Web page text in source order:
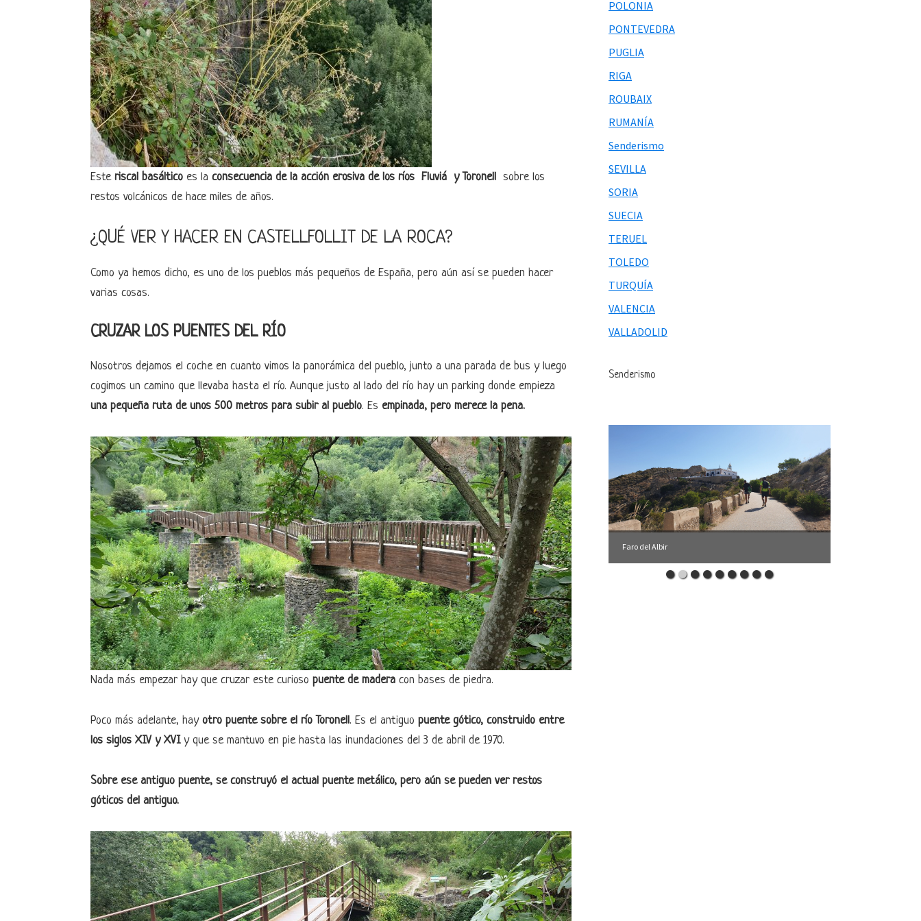
Este riscal basáltico es la consecuencia de la acción erosiva de los ríos Fluviá y Toronell sobre los
restos volcánicos de hace miles de años.
¿QUÉ VER Y HACER EN CASTELLFOLLIT DE LA ROCA?
Como ya hemos dicho, es uno de los pueblos más pequeños de España, pero aún así se pueden hacer
varias cosas.
CRUZAR LOS PUENTES DEL RÍO
Nosotros dejamos el coche en cuanto vimos la panorámica del pueblo, junto a una parada de bus y luego
cogimos un camino que llevaba hasta el río. Aunque justo al lado del río hay un parking donde empieza
una pequeña ruta de unos 500 metros para subir al pueblo. Es empinada, pero merece la pena.
Nada más empezar hay que cruzar este curioso puente de madera con bases de piedra.
Poco más adelante, hay otro puente sobre el río Toronell. Es el antiguo puente gótico, construido entre
los siglos XIV y XVIy que se mantuvo en pie hasta las inundaciones del 3 de abril de 1970.
Sobre ese antiguo puente, se construyó el actual puente metálico, pero aún se pueden ver restos
góticos del antiguo.
POLONIA
PONTEVEDRA
PUGLIA
RIGA
ROUBAIX
RUMANÍA
Senderismo
SEVILLA
SORIA
SUECIA
TERUEL
TOLEDO
TURQUÍA
VALENCIA
VALLADOLID
Senderismo
Faro del Albir